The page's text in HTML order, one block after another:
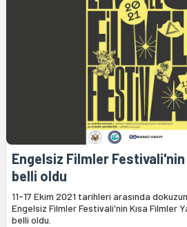
Engelsiz Filmler Festivali'nin
belli oldu
11-17 Ekim 2021 tarihleri arasında
Engelsiz Filmler Festivali'nin Kısa Filmler
belli oldu.